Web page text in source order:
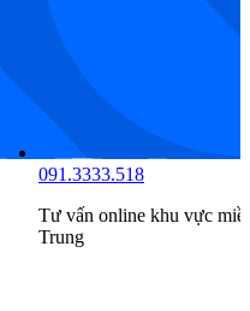
091.3333.518
Tư vấn online khu vực
Trung